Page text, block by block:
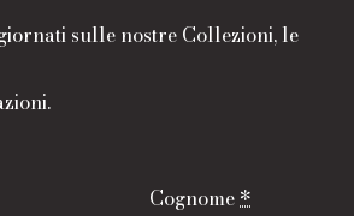
sulle nostre Collezioni, le
Cognome*